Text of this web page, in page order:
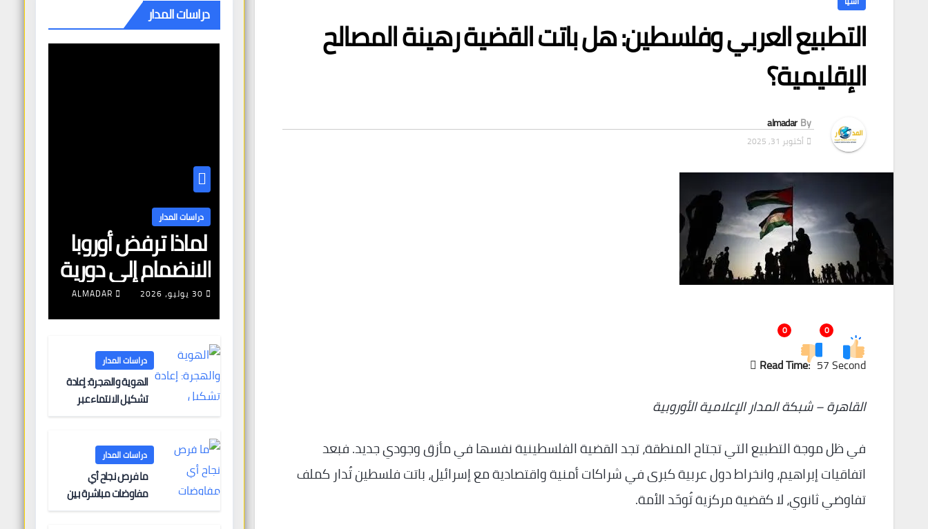
التطبيع العربي وفلسطين: هل باتت القضية رهينة المصالح
الإقليمية؟
By
almadar
أكتوبر 31, 2025
0
0
Read Time: 57 Second
القاهرة – شبكة المدار الإعلامية الأوروبية
في ظل موجة التطبيع التي تجتاح المنطقة، تجد القضية الفلسطينية نفسها في مأزق وجودي جديد. فبعد
اتفاقيات إبراهيم، وانخراط دول عربية كبرى في شراكات أمنية واقتصادية مع إسرائيل، باتت فلسطين تُدار كملف
تفاوضي ثانوي، لا كقضية مركزية تُوحّد الأمة.
دراسات المدار
دراسات المدار
لماذا ترفض أوروبا
الانضمام إلى دورية
مشتركة لتأمين
الملاحة البحرية؟
30 يوليو، 2026 ALMADAR
دراسات المدار
الهوية والهجرة: إعادة
تشكيل الانتماء عبر
دراسات المدار
ما فرص نجاح أي
مفاوضات مباشرة بين